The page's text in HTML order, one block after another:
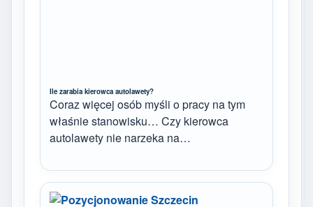
Ile zarabia kierowca autolawety?
Coraz więcej osób myśli o pracy na tym
właśnie stanowisku… Czy kierowca
autolawety nie narzeka na…